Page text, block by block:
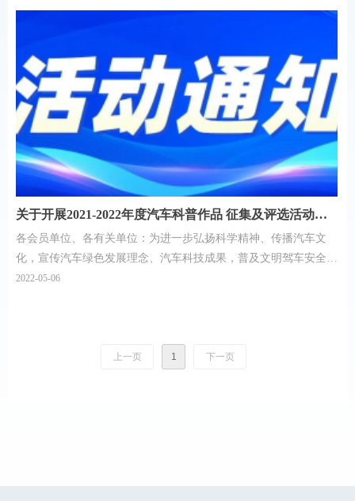
关于开展2021-2022年度汽车科普作品 征集及评选活动的
通知
各会员单位、各有关单位：为进一步弘扬科学精神、传播汽车文
化，宣传汽车绿色发展理念、汽车科技成果，普及文明驾车安全出
行知识，全面搭建汽车科技工作者、科普工作者交流沟通平台，经
2022-05-06
上一页 1 下一页